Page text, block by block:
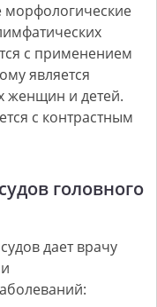
морфологические
с применением
является
женщин и детей.
с контрастным
головного
дает врачу